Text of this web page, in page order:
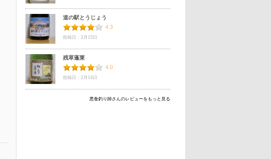
道の駅とうじょう
4.3
投稿日：2月15日
残草蓬莱
4.0
投稿日：2月14日
悪食釣り師さんのレビューをもっと見る